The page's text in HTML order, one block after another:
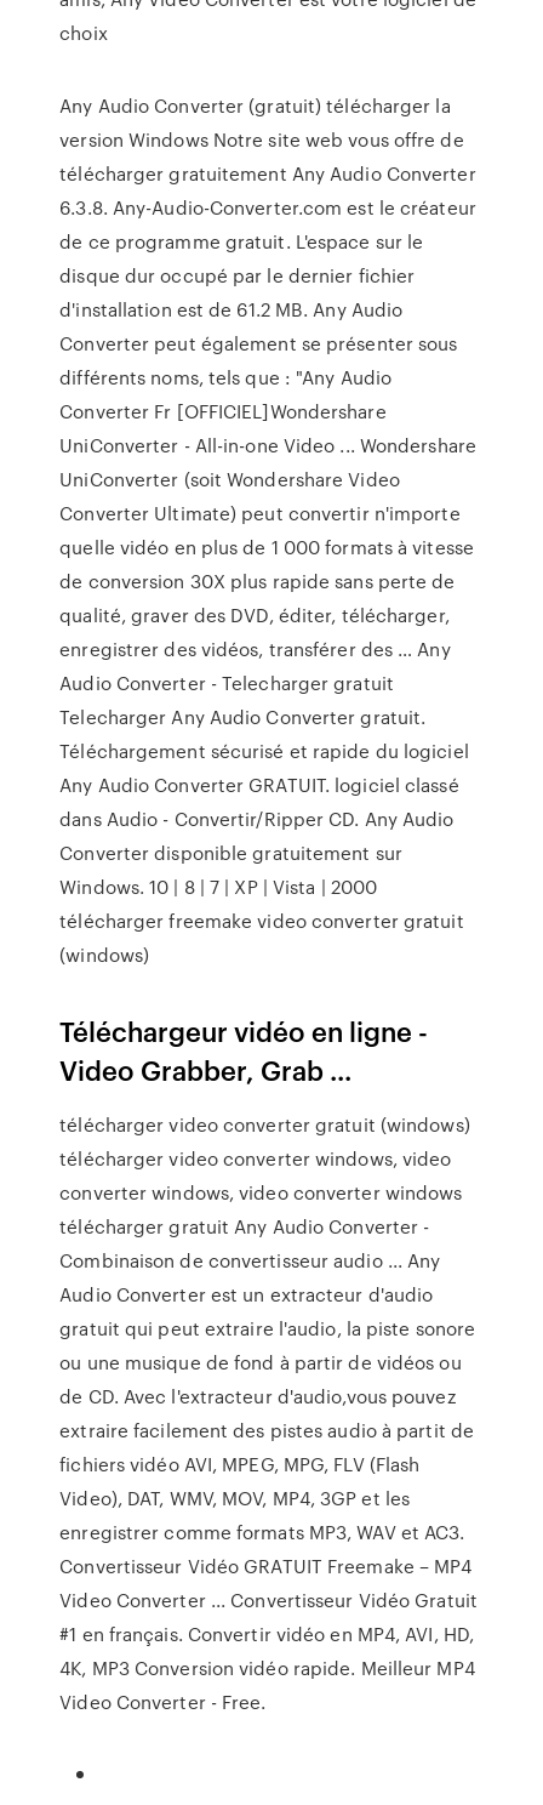
choix
Any Audio Converter (gratuit) télécharger la
version Windows Notre site web vous offre de
télécharger gratuitement Any Audio Converter
6.3.8. Any-Audio-Converter.com est le créateur
de ce programme gratuit. L'espace sur le
disque dur occupé par le dernier fichier
d'installation est de 61.2 MB. Any Audio
Converter peut également se présenter sous
différents noms, tels que : "Any Audio
Converter Fr [OFFICIEL]Wondershare
UniConverter - All-in-one Video ... Wondershare
UniConverter (soit Wondershare Video
Converter Ultimate) peut convertir n'importe
quelle vidéo en plus de 1 000 formats à vitesse
de conversion 30X plus rapide sans perte de
qualité, graver des DVD, éditer, télécharger,
enregistrer des vidéos, transférer des … Any
Audio Converter - Telecharger gratuit
Telecharger Any Audio Converter gratuit.
Téléchargement sécurisé et rapide du logiciel
Any Audio Converter GRATUIT. logiciel classé
dans Audio - Convertir/Ripper CD. Any Audio
Converter disponible gratuitement sur
Windows. 10 | 8 | 7 | XP | Vista | 2000
télécharger freemake video converter gratuit
(windows)
Téléchargeur vidéo en ligne -
Video Grabber, Grab ...
télécharger video converter gratuit (windows)
télécharger video converter windows, video
converter windows, video converter windows
télécharger gratuit Any Audio Converter -
Combinaison de convertisseur audio ... Any
Audio Converter est un extracteur d'audio
gratuit qui peut extraire l'audio, la piste sonore
ou une musique de fond à partir de vidéos ou
de CD. Avec l'extracteur d'audio,vous pouvez
extraire facilement des pistes audio à partit de
fichiers vidéo AVI, MPEG, MPG, FLV (Flash
Video), DAT, WMV, MOV, MP4, 3GP et les
enregistrer comme formats MP3, WAV et AC3.
Convertisseur Vidéo GRATUIT Freemake – MP4
Video Converter ... Convertisseur Vidéo Gratuit
#1 en français. Convertir vidéo en MP4, AVI, HD,
4K, MP3 Conversion vidéo rapide. Meilleur MP4
Video Converter - Free.